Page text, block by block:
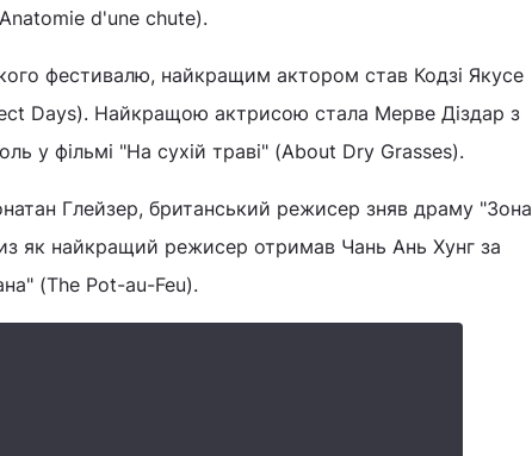
d'une chute).
фестивалю, найкращим актором став Кодзі Якусе
Days). Найкращою актрисою стала Мерве Діздар з
у фільмі "На сухій траві" (About Dry Grasses).
Глейзер, британський режисер зняв драму "Зона
як найкращий режисер отримав Чань Ань Хунг за
(The Pot-au-Feu).